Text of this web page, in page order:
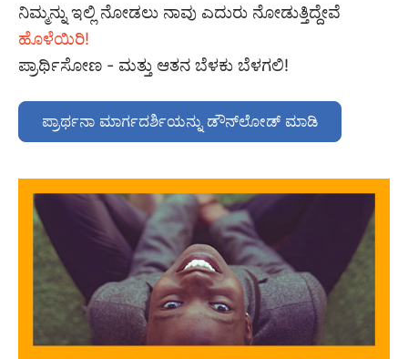
ನಿಮ್ಮನ್ನು ಇಲ್ಲಿ ನೋಡಲು ನಾವು ಎದುರು ನೋಡುತ್ತಿದ್ದೇವೆ
ಹೊಳೆಯಿರಿ!
ಪ್ರಾರ್ಥಿಸೋಣ - ಮತ್ತು ಆತನ ಬೆಳಕು ಬೆಳಗಲಿ!
ಪ್ರಾರ್ಥನಾ ಮಾರ್ಗದರ್ಶಿಯನ್ನು ಡೌನ್‌ಲೋಡ್ ಮಾಡಿ